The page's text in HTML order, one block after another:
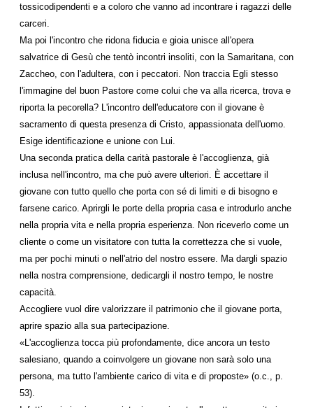
tossicodipendenti e a coloro che vanno ad incontrare i ragazzi delle
carceri.
Ma poi l'incontro che ridona fiducia e gioia unisce all'opera
salvatrice di Gesù che tentò incontri insoliti, con la Samaritana, con
Zaccheo, con l'adultera, con i peccatori. Non traccia Egli stesso
l'immagine del buon Pastore come colui che va alla ricerca, trova e
riporta la pecorella? L'incontro dell'educatore con il giovane è
sacramento di questa presenza di Cristo, appassionata dell'uomo.
Esige identificazione e unione con Lui.
Una seconda pratica della carità pastorale è l'accoglienza, già
inclusa nell'incontro, ma che può avere ulteriori. È accettare il
giovane con tutto quello che porta con sé di limiti e di bisogno e
farsene carico. Aprirgli le porte della propria casa e introdurlo anche
nella propria vita e nella propria esperienza. Non riceverlo come un
cliente o come un visitatore con tutta la correttezza che si vuole,
ma per pochi minuti o nell'atrio del nostro essere. Ma dargli spazio
nella nostra comprensione, dedicargli il nostro tempo, le nostre
capacità.
Accogliere vuol dire valorizzare il patrimonio che il giovane porta,
aprire spazio alla sua partecipazione.
«L'accoglienza tocca più profondamente, dice ancora un testo
salesiano, quando a coinvolgere un giovane non sarà solo una
persona, ma tutto l'ambiente carico di vita e di proposte» (o.c., p.
53).